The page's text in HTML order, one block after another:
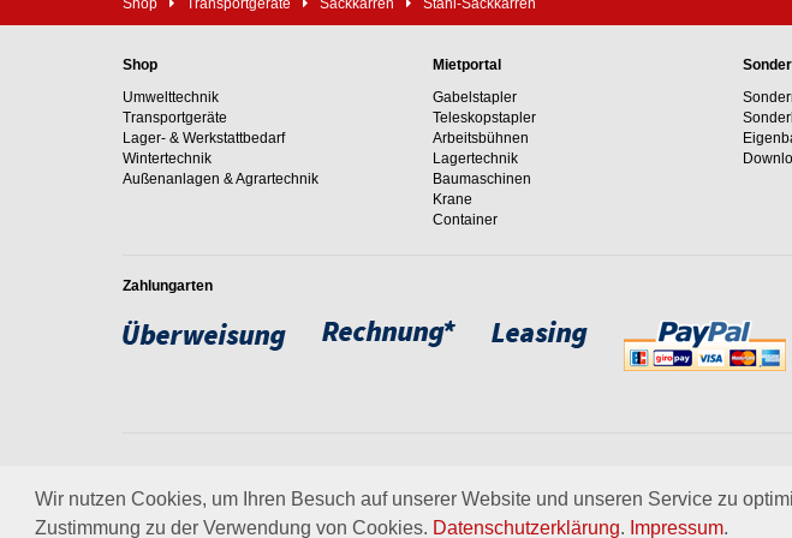
Wir nutzen Cookies, um Ihren Besuch auf unserer Website und unseren Service zu
Zustimmung zu der Verwendung von Cookies. Datenschutzerklärung. Impressum.
Shop Transportgeräte Sackkarren Stahl-Sackkarren
Shop
Umwelttechnik
Transportgeräte
Lager- & Werkstattbedarf
Wintertechnik
Außenanlagen & Agrartechnik
Mietportal
Gabelstapler
Teleskopstapler
Arbeitsbühnen
Lagertechnik
Baumaschinen
Krane
Container
Zahlungarten
Weltweit setzen wir unsere Erfahrungswerte und unser Streben
um. Erfahren Sie mehr über uns. mehr über Wagner